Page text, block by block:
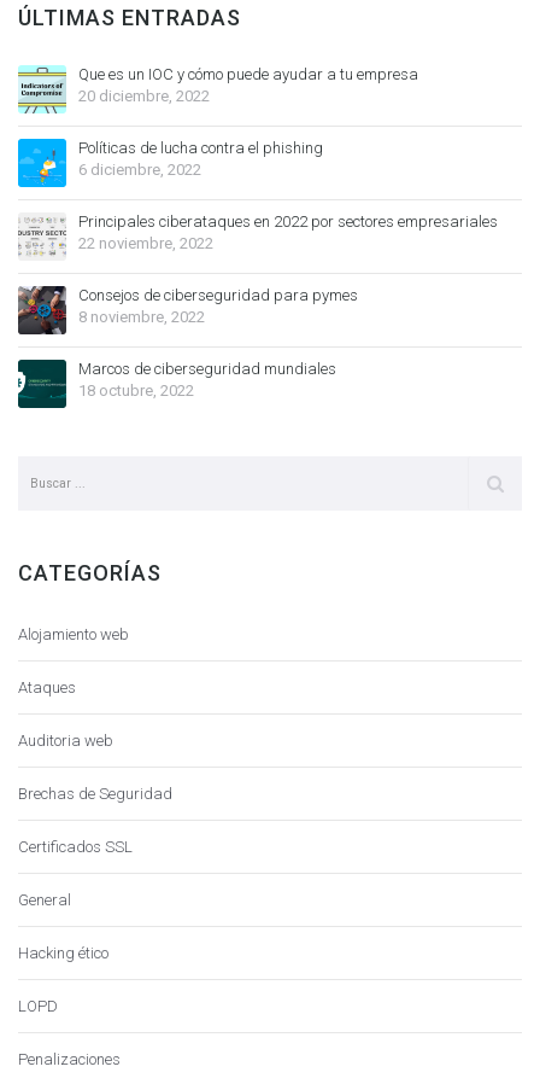
ÚLTIMAS ENTRADAS
Que es un IOC y cómo puede ayudar a tu empresa
20 diciembre, 2022
Políticas de lucha contra el phishing
6 diciembre, 2022
Principales ciberataques en 2022 por sectores empresariales
22 noviembre, 2022
Consejos de ciberseguridad para pymes
8 noviembre, 2022
Marcos de ciberseguridad mundiales
18 octubre, 2022
CATEGORÍAS
Alojamiento web
Ataques
Auditoria web
Brechas de Seguridad
Certificados SSL
General
Hacking ético
LOPD
Penalizaciones